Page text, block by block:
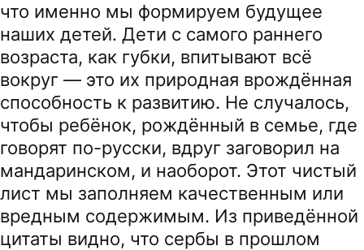
что именно мы формируем будущее
наших детей. Дети с самого раннего
возраста, как губки, впитывают всё
вокруг — это их природная врождённая
способность к развитию. Не случалось,
чтобы ребёнок, рождённый в семье, где
говорят по-русски, вдруг заговорил на
мандаринском, и наоборот. Этот чистый
лист мы заполняем качественным или
вредным содержимым. Из приведённой
цитаты видно, что сербы в прошлом